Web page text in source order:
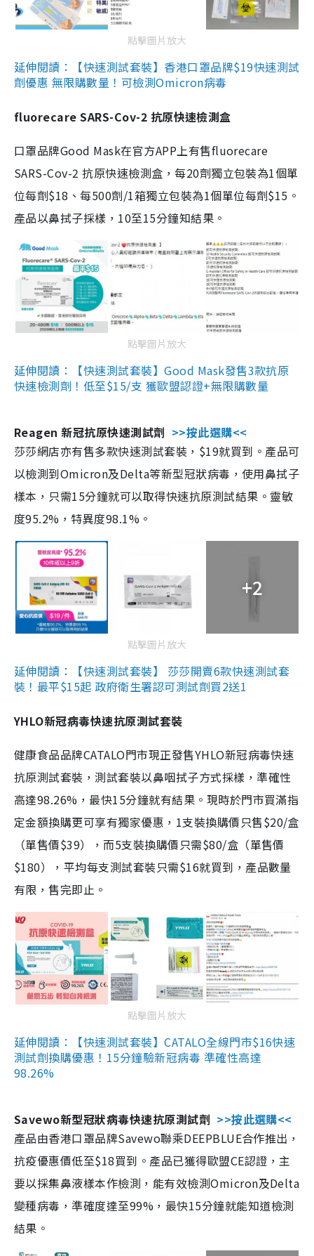
點擊圖片放大
延伸閱讀：【快速測試套裝】香港口罩品牌$19快速測試
劑優惠 無限購數量！可檢測Omicron病毒
fluorecare SARS-Cov-2 抗原快速檢測盒
口罩品牌Good Mask在官方APP上有售fluorecare
SARS-Cov-2 抗原快速檢測盒，每20劑獨立包裝為1個單
位每劑$18、每500劑/1箱獨立包裝為1個單位每劑$15。
產品以鼻拭子採樣，10至15分鐘知結果。
點擊圖片放大
延伸閱讀：【快速測試套裝】Good Mask發售3款抗原
快速檢測劑！低至$15/支 獲歐盟認證+無限購數量
Reagen 新冠抗原快速測試劑 >>按此選購<<
莎莎網店亦有售多款快速測試套裝，$19就買到。產品可
以檢測到Omicron及Delta等新型冠狀病毒，使用鼻拭子
樣本，只需15分鐘就可以取得快速抗原測試結果。靈敏
度95.2%，特異度98.1%。
+2
點擊圖片放大
延伸閱讀：【快速測試套裝】 莎莎開賣6款快速測試套
裝！最平$15起 政府衛生署認可測試劑買2送1
YHLO新冠病毒快速抗原測試套裝
健康食品品牌CATALO門市現正發售YHLO新冠病毒快速
抗原測試套裝，測試套裝以鼻咽拭子方式採樣，準確性
高達98.26%，最快15分鐘就有結果。現時於門市買滿指
定金額換購更可享有獨家優惠，1支裝換購價只售$20/盒
（單售價$39），而5支裝換購價只需$80/盒（單售價
$180），平均每支測試套裝只需$16就買到，產品數量
有限，售完即止。
點擊圖片放大
延伸閱讀：【快速測試套裝】CATALO全線門市$16快速
測試劑換購優惠！15分鐘驗新冠病毒 準確性高達
98.26%
Savewo新型冠狀病毒快速抗原測試劑 >>按此選購<<
產品由香港口罩品牌Savewo聯乘DEEPBLUE合作推出，
抗疫優惠價低至$18買到。產品已獲得歐盟CE認證，主
要以採集鼻液樣本作檢測，能有效檢測Omicron及Delta
變種病毒，準確度達至99%，最快15分鐘就能知道檢測
結果。